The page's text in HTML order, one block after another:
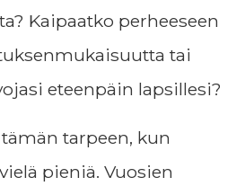
Kaipaatko perheeseen
tai
eteenpäin lapsillesi?
tarpeen, kun
pieniä. Vuosien